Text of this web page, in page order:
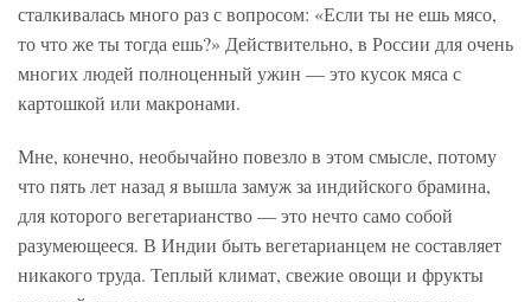
сталкивалась много раз с вопросом: «Если ты не ешь мясо,
то что же ты тогда ешь?» Действительно, в России для очень
многих людей полноценный ужин — это кусок мяса с
картошкой или макронами.
Мне, конечно, необычайно повезло в этом смысле, потому
что пять лет назад я вышла замуж за индийского брамина,
для которого вегетарианство — это нечто само собой
разумеющееся. В Индии быть вегетарианцем не составляет
никакого труда. Теплый климат, свежие овощи и фрукты